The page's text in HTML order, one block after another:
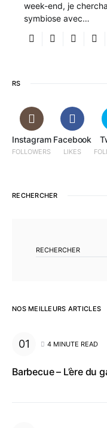
week-end, je
symbiose avec…
RS
Instagram
FOLLOWERS
Facebook
LIKES
RECHERCHER
NOS MEILLEURS ARTICLES
4 MINUTE READ
Barbecue – L’ère du